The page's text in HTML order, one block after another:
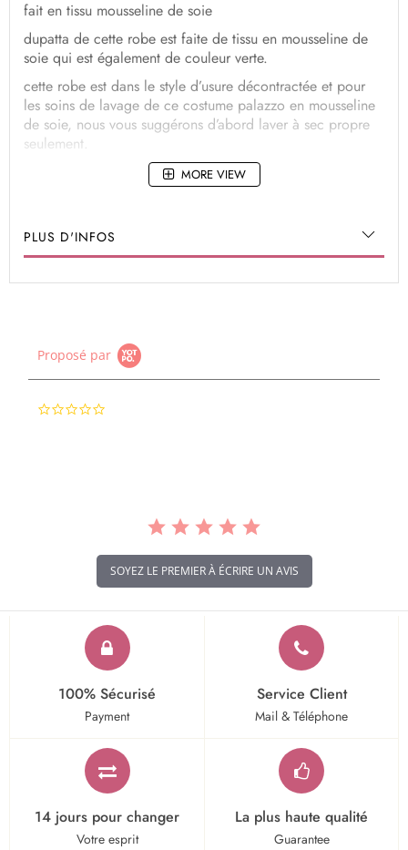
fait en tissu mousseline de soie
dupatta de cette robe est faite de tissu en mousseline de
soie qui est également de couleur verte.
cette robe est dans le style d’usure décontractée et pour
les soins de lavage de ce costume palazzo en mousseline
de soie, nous vous suggérons d’abord laver à sec propre
seulement.
MORE VIEW
PLUS D'INFOS
Proposé par
SOYEZ LE PREMIER À ÉCRIRE UN AVIS
100% Sécurisé
Payment
Service Client
Mail & Téléphone
14 jours pour changer
Votre esprit
La plus haute qualité
Guarantee